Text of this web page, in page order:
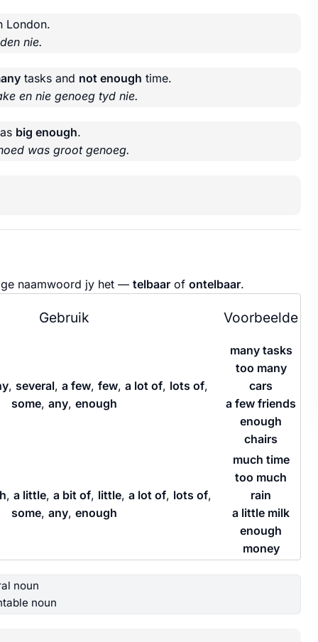
London.
nie.
tasks and not enough time.
en nie genoeg tyd nie.
big enough.
was groot genoeg.
naamwoord jy het — telbaar of ontelbaar.
Gebruik Voorbeelde
, several, a few, few, a lot of, lots of,
some, any, enough
many tasks
too many
cars
a few friends
enough
chairs
, a little, a bit of, little, a lot of, lots of,
some, any, enough
much time
too much
rain
a little milk
enough
money
noun
noun